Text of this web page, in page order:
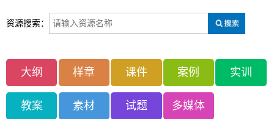
资源搜索：
大纲 样章 课件 案例 实训
教案 素材 试题 多媒体